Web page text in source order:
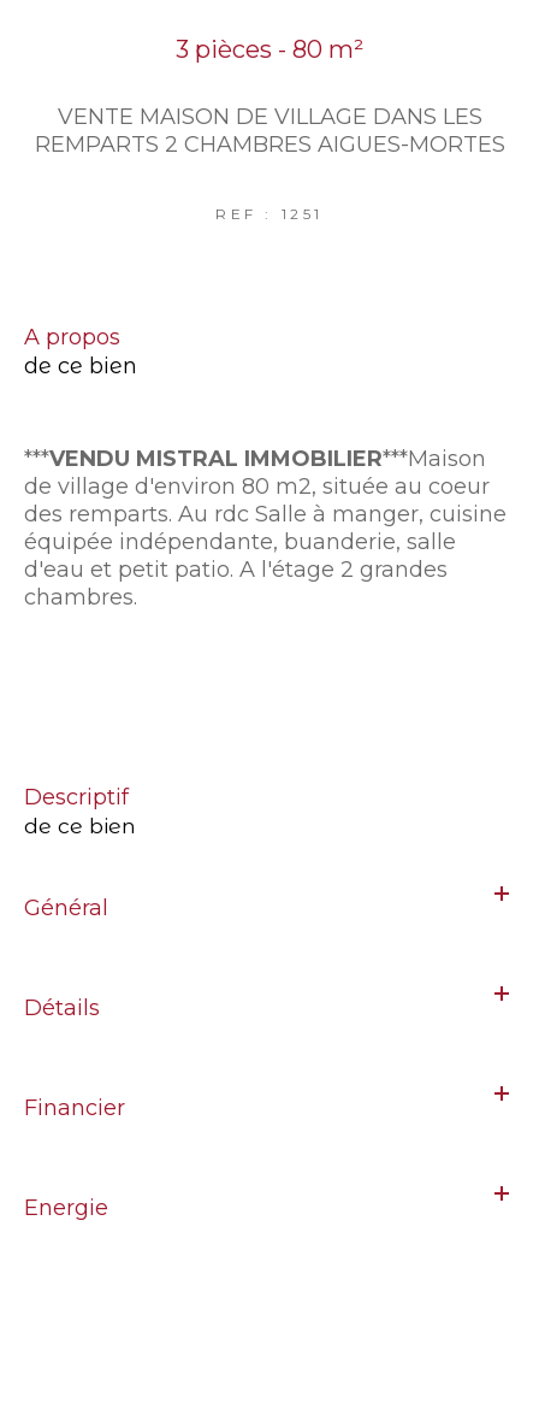
3 pièces - 80 m²
VENTE MAISON DE VILLAGE DANS LES
REMPARTS 2 CHAMBRES AIGUES-MORTES
REF : 1251
a propos
de ce bien
***VENDU MISTRAL IMMOBILIER***Maison
de village d'environ 80 m2, située au coeur
des remparts. Au rdc Salle à manger, cuisine
équipée indépendante, buanderie, salle
d'eau et petit patio. A l'étage 2 grandes
chambres.
descriptif
de ce bien
Général
Détails
Financier
Energie